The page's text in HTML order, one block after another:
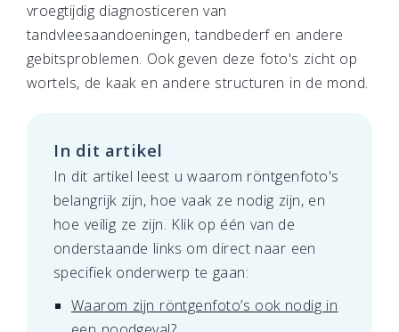
vroegtijdig diagnosticeren van
tandvleesaandoeningen, tandbederf en andere
gebitsproblemen. Ook geven deze foto's zicht op
wortels, de kaak en andere structuren in de mond.
In dit artikel
In dit artikel leest u waarom röntgenfoto's
belangrijk zijn, hoe vaak ze nodig zijn, en
hoe veilig ze zijn. Klik op één van de
onderstaande links om direct naar een
specifiek onderwerp te gaan:
Waarom zijn röntgenfoto’s ook nodig in